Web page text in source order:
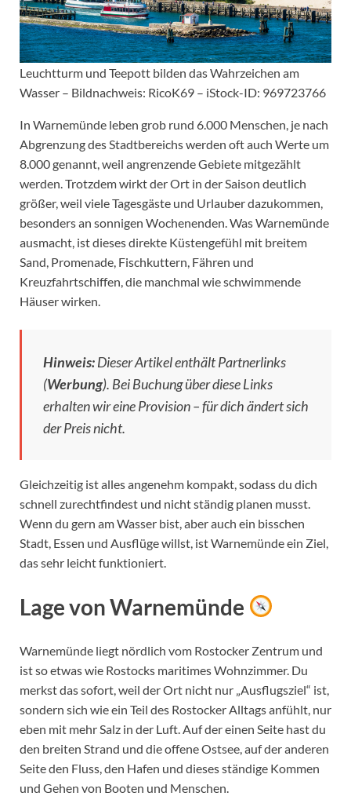
Leuchtturm und Teepott bilden das Wahrzeichen am
Wasser – Bildnachweis: RicoK69 – iStock-ID: 969723766
In Warnemünde leben grob rund 6.000 Menschen, je nach
Abgrenzung des Stadtbereichs werden oft auch Werte um
8.000 genannt, weil angrenzende Gebiete mitgezählt
werden. Trotzdem wirkt der Ort in der Saison deutlich
größer, weil viele Tagesgäste und Urlauber dazukommen,
besonders an sonnigen Wochenenden. Was Warnemünde
ausmacht, ist dieses direkte Küstengefühl mit breitem
Sand, Promenade, Fischkuttern, Fähren und
Kreuzfahrtschiffen, die manchmal wie schwimmende
Häuser wirken.
Hinweis:Dieser Artikel enthält Partnerlinks
(Werbung). Bei Buchung über diese Links
erhalten wir eine Provision – für dich ändert sich
der Preis nicht.
Gleichzeitig ist alles angenehm kompakt, sodass du dich
schnell zurechtfindest und nicht ständig planen musst.
Wenn du gern am Wasser bist, aber auch ein bisschen
Stadt, Essen und Ausflüge willst, ist Warnemünde ein Ziel,
das sehr leicht funktioniert.
Lage von Warnemünde
Warnemünde liegt nördlich vom Rostocker Zentrum und
ist so etwas wie Rostocks maritimes Wohnzimmer. Du
merkst das sofort, weil der Ort nicht nur „Ausflugsziel“ ist,
sondern sich wie ein Teil des Rostocker Alltags anfühlt, nur
eben mit mehr Salz in der Luft. Auf der einen Seite hast du
den breiten Strand und die offene Ostsee, auf der anderen
Seite den Fluss, den Hafen und dieses ständige Kommen
und Gehen von Booten und Menschen.